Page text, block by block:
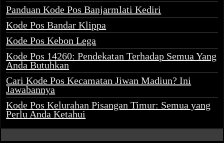
Panduan Kode Pos Banjarmlati Kediri
Kode Pos Bandar Klippa
Kode Pos Kebon Lega
Kode Pos 14260: Pendekatan Terhadap Semua Yang
Anda Butuhkan
Cari Kode Pos Kecamatan Jiwan Madiun? Ini
Jawabannya
Kode Pos Kelurahan Pisangan Timur: Semua yang
Perlu Anda Ketahui